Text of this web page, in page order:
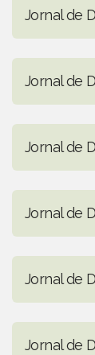
Jornal de
Jornal de
Jornal de
Jornal de
Jornal de
Jornal de